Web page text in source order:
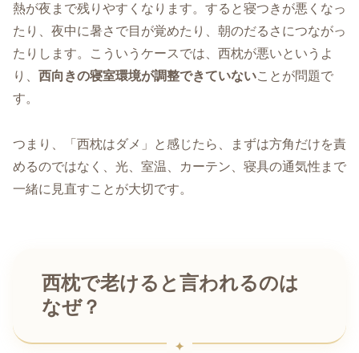
熱が夜まで残りやすくなります。すると寝つきが悪くなっ
たり、夜中に暑さで目が覚めたり、朝のだるさにつながっ
たりします。こういうケースでは、西枕が悪いというよ
り、 西向きの寝室環境が調整できていないことが問題で
す。
つまり、「西枕はダメ」と感じたら、まずは方角だけを責
めるのではなく、光、室温、カーテン、寝具の通気性まで
一緒に見直すことが大切です。
西枕で老けると言われるのは
なぜ？